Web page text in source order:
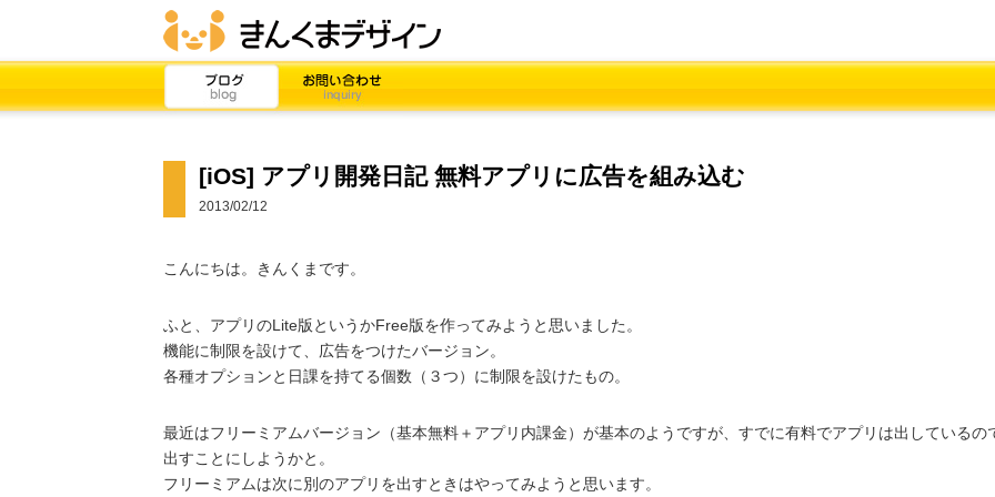
[iOS] アプリ開発日記 無料アプリに広告を組み込む
2013/02/12
こんにちは。きんくまです。
ふと、アプリのLite版というかFree版を作ってみようと思いました。
機能に制限を設けて、広告をつけたバージョン。
各種オプションと日課を持てる個数（３つ）に制限を設けたもの。
最近はフリーミアムバージョン（基本無料＋アプリ内課金）が基本のようですが、すでに有料でアプリは出しているの
出すことにしようかと。
フリーミアムは次に別のアプリを出すときはやってみようと思います。